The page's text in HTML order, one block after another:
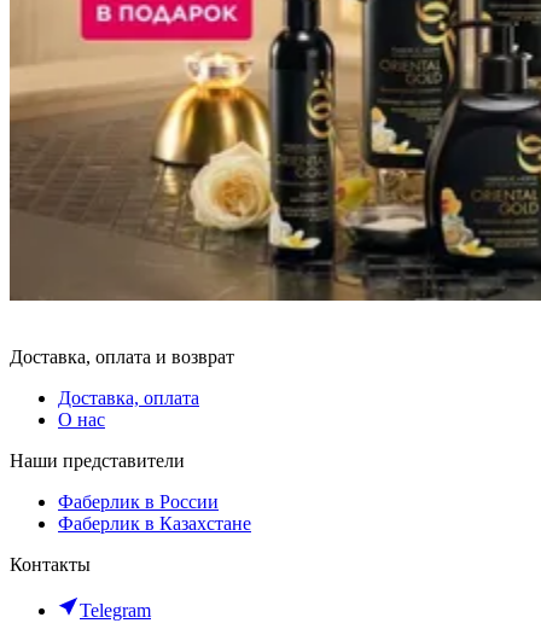
Доставка, оплата и возврат
Доставка, оплата
О нас
Наши представители
Фаберлик в России
Фаберлик в Казахстане
Контакты
Telegram